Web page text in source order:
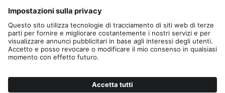
RICHIESTA
Editoria Gestione Privacy